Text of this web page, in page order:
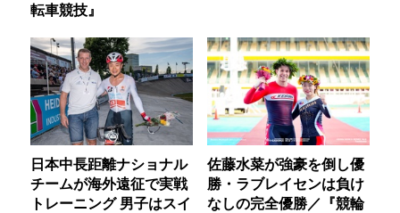
転車競技』
日本中長距離ナショナル
チームが海外遠征で実戦
トレーニング 男子はスイ
佐藤水菜が強豪を倒し優
勝・ラブレイセンは負け
なしの完全優勝／『競輪